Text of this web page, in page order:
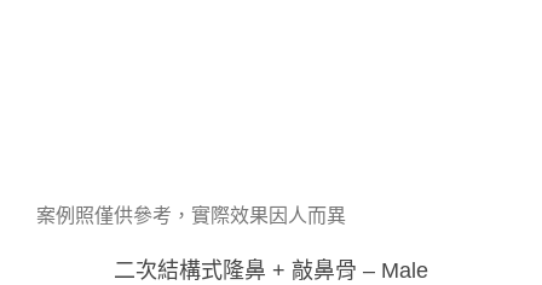
案例照僅供參考，實際效果因人而異
二次結構式隆鼻 + 敲鼻骨 – Male